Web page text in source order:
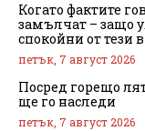
Когато фактите
замълчат – защо
спокойни от тези
петък, 7 август 2026
Посред горещо
ще го наследи
петък, 7 август 2026